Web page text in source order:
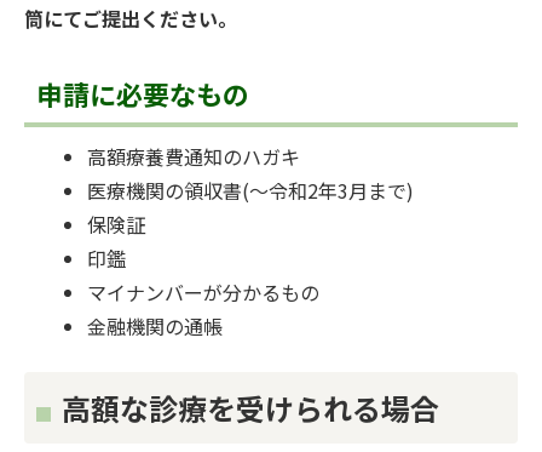
筒にてご提出ください。
申請に必要なもの
高額療養費通知のハガキ
医療機関の領収書(～令和2年3月まで)
保険証
印鑑
マイナンバーが分かるもの
金融機関の通帳
高額な診療を受けられる場合